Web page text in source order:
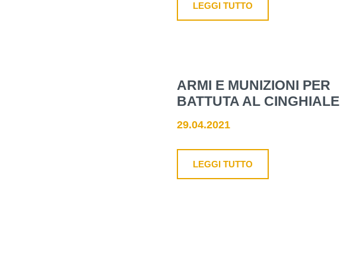
LEGGI TUTTO
ARMI E MUNIZIONI PER
BATTUTA AL CINGHIALE
29.04.2021
LEGGI TUTTO